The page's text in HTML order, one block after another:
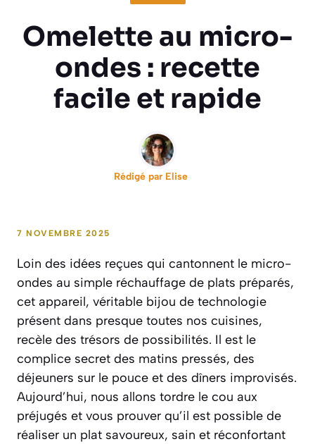
Omelette au micro-
ondes : recette
facile et rapide
Rédigé par Elise
7 NOVEMBRE 2025
Loin des idées reçues qui cantonnent le micro-
ondes au simple réchauffage de plats préparés,
cet appareil, véritable bijou de technologie
présent dans presque toutes nos cuisines,
recèle des trésors de possibilités. Il est le
complice secret des matins pressés, des
déjeuners sur le pouce et des dîners improvisés.
Aujourd’hui, nous allons tordre le cou aux
préjugés et vous prouver qu’il est possible de
réaliser un plat savoureux, sain et réconfortant